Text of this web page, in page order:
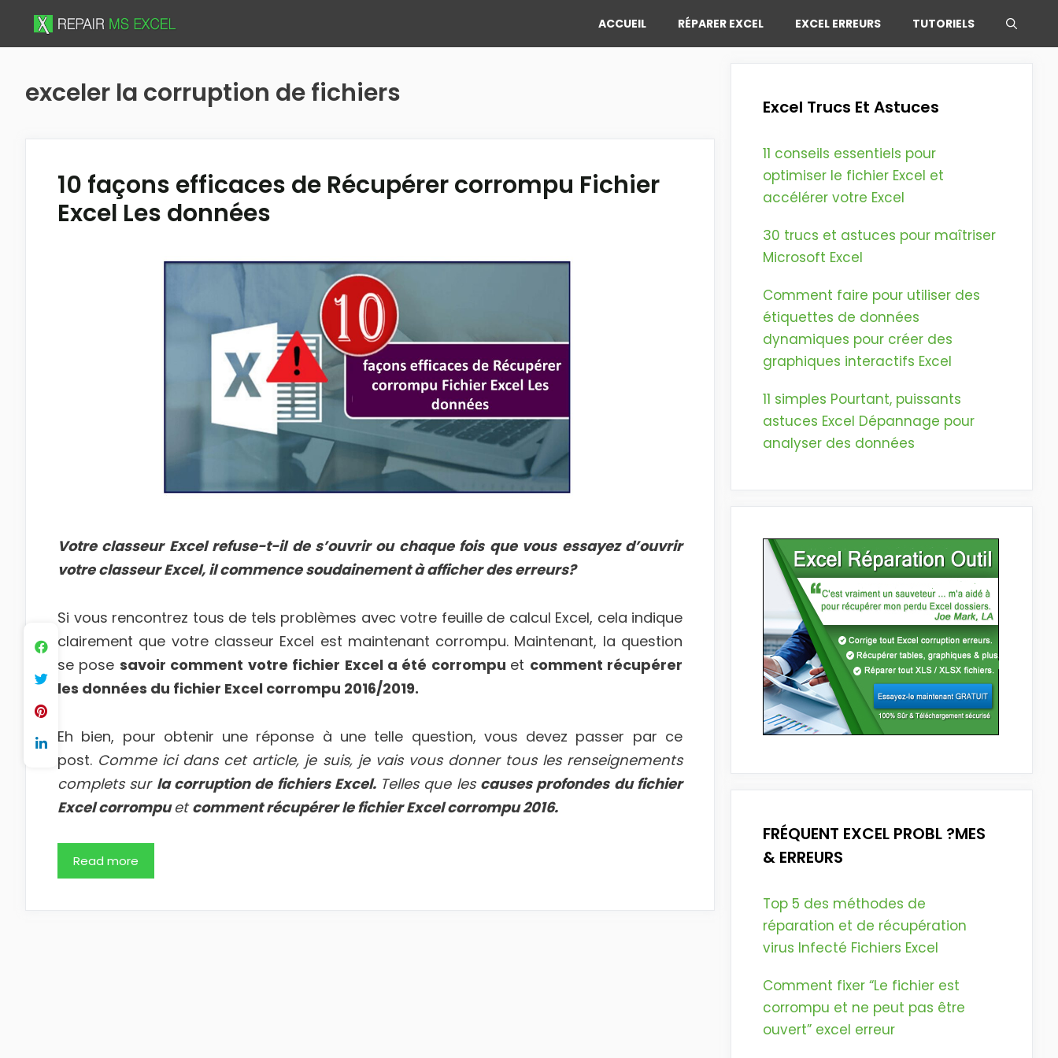
ACCUEIL RÉPARER EXCEL EXCEL ERREURS TUTORIELS
exceler la corruption de fichiers
10 façons efficaces de Récupérer corrompu Fichier
Excel Les données
Votre classeur Excel refuse-t-il de s’ouvrir ou chaque fois que vous essayez d’ouvrir
votre classeur Excel, il commence soudainement à afficher des erreurs?
Si vous rencontrez tous de tels problèmes avec votre feuille de calcul Excel, cela indique
clairement que votre classeur Excel est maintenant corrompu. Maintenant, la question
se pose savoir comment votre fichier Excel a été corrompu et comment récupérer
les données du fichier Excel corrompu 2016/2019.
Eh bien, pour obtenir une réponse à une telle question, vous devez passer par ce
post. Comme ici dans cet article, je suis, je vais vous donner tous les renseignements
complets sur la corruption de fichiers Excel. Telles que les causes profondes du fichier
Excel corrompuetcomment récupérer le fichier Excel corrompu 2016.
Read more
Excel Trucs Et Astuces
11 conseils essentiels pour
optimiser le fichier Excel et
accélérer votre Excel
30 trucs et astuces pour maîtriser
Microsoft Excel
Comment faire pour utiliser des
étiquettes de données
dynamiques pour créer des
graphiques interactifs Excel
11 simples Pourtant, puissants
astuces Excel Dépannage pour
analyser des données
FRÉQUENT EXCEL PROBL ?MES
& ERREURS
Top 5 des méthodes de
réparation et de récupération
virus Infecté Fichiers Excel
Comment fixer “Le fichier est
corrompu et ne peut pas être
ouvert” excel erreur